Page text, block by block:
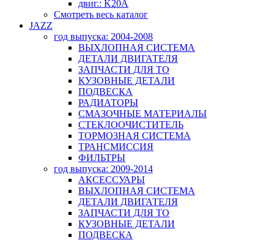
двиг.: K20A
Смотреть весь каталог
JAZZ
год выпуска: 2004-2008
ВЫХЛОПНАЯ СИСТЕМА
ДЕТАЛИ ДВИГАТЕЛЯ
ЗАПЧАСТИ ДЛЯ ТО
КУЗОВНЫЕ ДЕТАЛИ
ПОДВЕСКА
РАДИАТОРЫ
СМАЗОЧНЫЕ МАТЕРИАЛЫ
СТЕКЛООЧИСТИТЕЛЬ
ТОРМОЗНАЯ СИСТЕМА
ТРАНСМИССИЯ
ФИЛЬТРЫ
год выпуска: 2009-2014
АКСЕССУАРЫ
ВЫХЛОПНАЯ СИСТЕМА
ДЕТАЛИ ДВИГАТЕЛЯ
ЗАПЧАСТИ ДЛЯ ТО
КУЗОВНЫЕ ДЕТАЛИ
ПОДВЕСКА